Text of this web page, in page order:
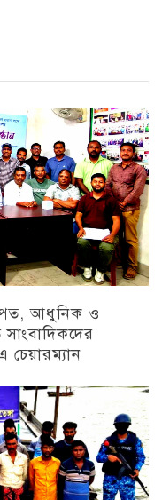
আধুনিক ও
চেয়ারম্যান